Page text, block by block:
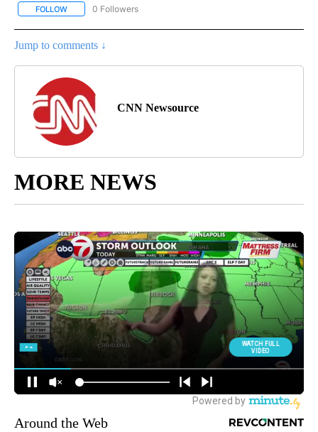
FOLLOW FOLLOW "CNN - SPANISH" TO RECEIVE NOTIFICATIONS ABOUT
0 Followers
Jump to comments ↓
CNN Newsource
MORE NEWS
Around the Web